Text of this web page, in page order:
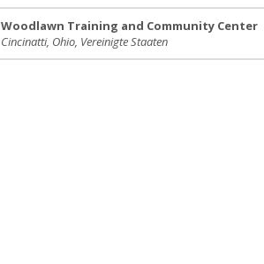
Woodlawn Training and Community Center
Cincinatti, Ohio, Vereinigte Staaten